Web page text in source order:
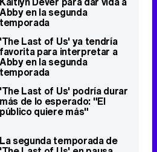
'The Last of Us' podría durar
más de lo esperado: "El
público quiere más"
La segunda temporada de
'The Last of Us', en pausa
por la huelga de guionistas